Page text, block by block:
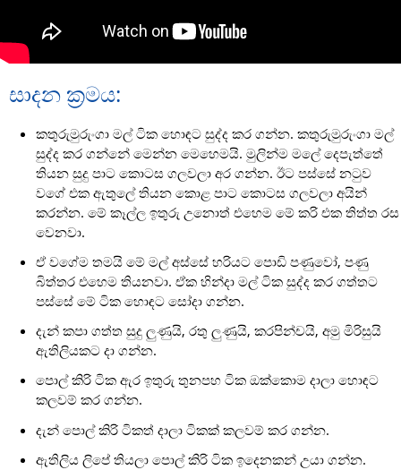
සාදන ක්‍රමය:
කතුරුමුරුංගා මල් ටික හොඳට සුද්ද කර ගන්න. කතුරුමුරුංගා මල්
සුද්ද කර ගන්නේ මෙන්න මෙහෙමයි. මුලින්ම මලේ දෙපැත්තේ
තියන සුදු පාට කොටස ගලවලා අර ගන්න. ඊට පස්සේ නටුව
වගේ එක ඇතුලේ තියන කොළ පාට කොටස ගලවලා අයින්
කරන්න. මේ කෑල්ල ඉතුරු උනොත් එහෙම මේ කරි එක තිත්ත රස
වෙනවා.
ඒ වගේම තමයි මේ මල් අස්සේ හරියට පොඩි පණුවෝ, පණු
බිත්තර එහෙම තියනවා. ඒක හින්දා මල් ටික සුද්ද කර ගත්තට
පස්සේ මේ ටික හොඳට සෝදා ගන්න.
දැන් කපා ගත්ත සුදු ලුණුයි, රතු ලුණුයි, කරපින්චයි, අමු මිරිසුයි
ඇතිලියකට දා ගන්න.
පොල් කිරි ටික ඇර ඉතුරු තුනපහ ටික ඔක්කොම දාලා හොඳට
කලවම් කර ගන්න.
දැන් පොල් කිරි ටිකත් දාලා ටිකක් කලවම් කර ගන්න.
ඇතිලිය ලිපේ තියලා පොල් කිරි ටික ඉදෙනකන් උයා ගන්න.